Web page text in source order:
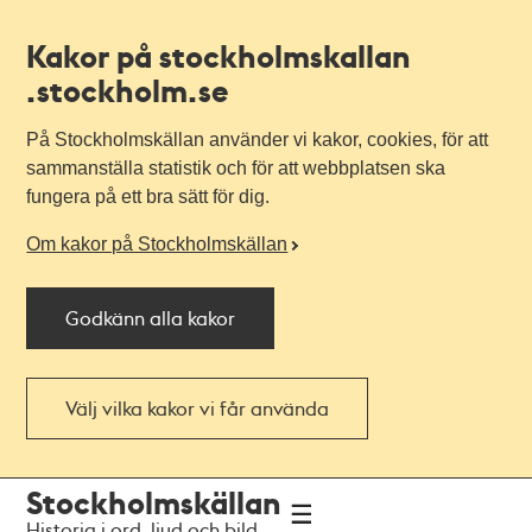
Kakor på stockholmskallan
.stockholm.se
På Stockholmskällan använder vi kakor, cookies, för att
sammanställa statistik och för att webbplatsen ska
fungera på ett bra sätt för dig.
Om kakor på Stockholmskällan
Godkänn alla kakor
Välj vilka kakor vi får använda
navigationen
huvudinnehållet
Stockholmskällan